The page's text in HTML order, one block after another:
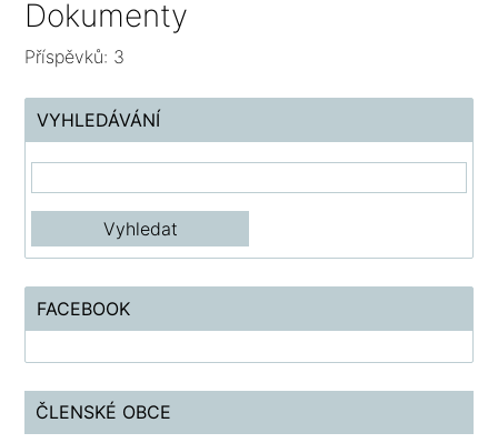
Dokumenty
Příspěvků: 3
VYHLEDÁVÁNÍ
FACEBOOK
ČLENSKÉ OBCE